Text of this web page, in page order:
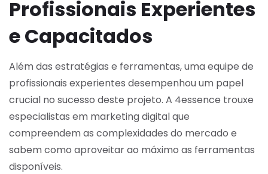
Profissionais Experientes
e Capacitados
Além das estratégias e ferramentas, uma equipe de
profissionais experientes desempenhou um papel
crucial no sucesso deste projeto. A 4essence trouxe
especialistas em marketing digital que
compreendem as complexidades do mercado e
sabem como aproveitar ao máximo as ferramentas
disponíveis.